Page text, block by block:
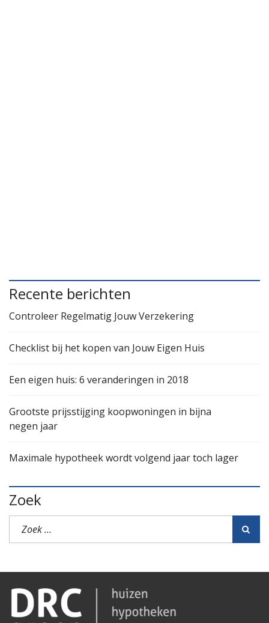
Recente berichten
Controleer Regelmatig Jouw Verzekering
Checklist bij het kopen van Jouw Eigen Huis
Een eigen huis: 6 veranderingen in 2018
Grootste prijsstijging koopwoningen in bijna
negen jaar
Maximale hypotheek wordt volgend jaar toch lager
Zoek